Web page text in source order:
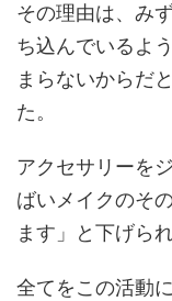
その理由は、み
ち込んでいるよ
まらないからだ
た。
アクセサリーを
ばいメイクのそ
ます」と下げら
全てをこの活動